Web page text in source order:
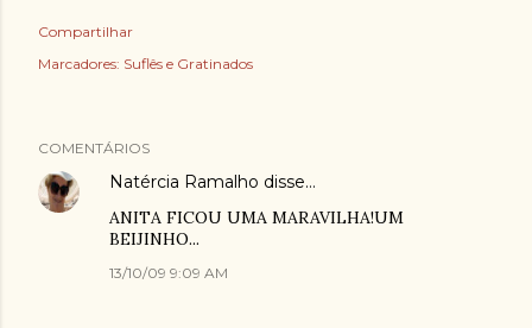
Compartilhar
Marcadores: Suflês e Gratinados
COMENTÁRIOS
Natércia Ramalho disse…
ANITA FICOU UMA MARAVILHA!UM
BEIJINHO...
13/10/09 9:09 AM